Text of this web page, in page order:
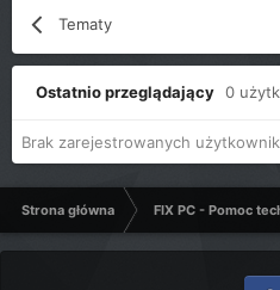
Tematy
Ostatnio przeglądający 0
Brak zarejestrowanych
Strona główna FIX PC - Pomoc